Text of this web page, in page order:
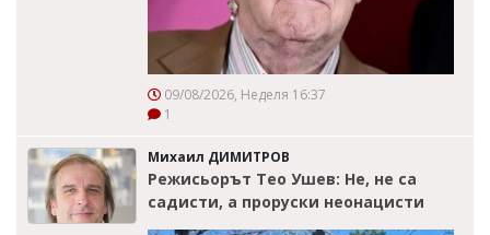
09/08/2026, Неделя 16:37
1
Михаил ДИМИТРОВ
Режисьорът Тео Ушев: Не, не са
садисти, а проруски неонацисти